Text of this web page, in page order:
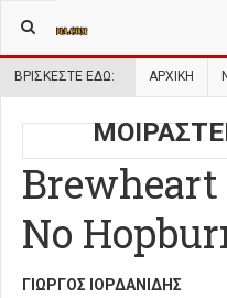
ΒΡΊΣΚΕΣΤΕ ΕΔΏ: ΑΡΧΙΚΉ
No
ΓΙΏΡΓΟΣ ΙΟΡΔΑΝΊΔΗΣ